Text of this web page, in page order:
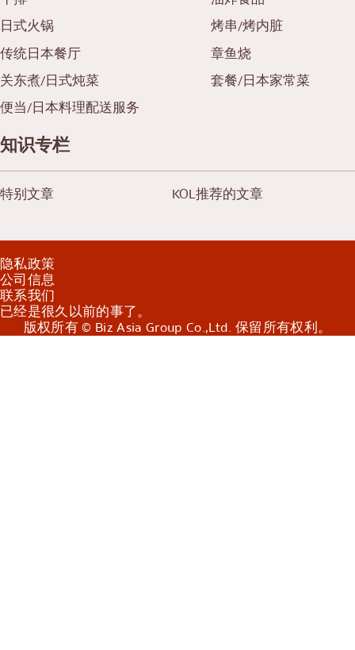
日式火锅
烤串/烤内脏
传统日本餐厅
章鱼烧
关东煮/日式炖菜
套餐/日本家常菜
便当/日本料理配送服务
知识专栏
特别文章 KOL推荐的文章
隐私政策
公司信息
联系我们
已经是很久以前的事了。
版权所有 © Biz Asia Group Co.,Ltd. 保留所有权利。